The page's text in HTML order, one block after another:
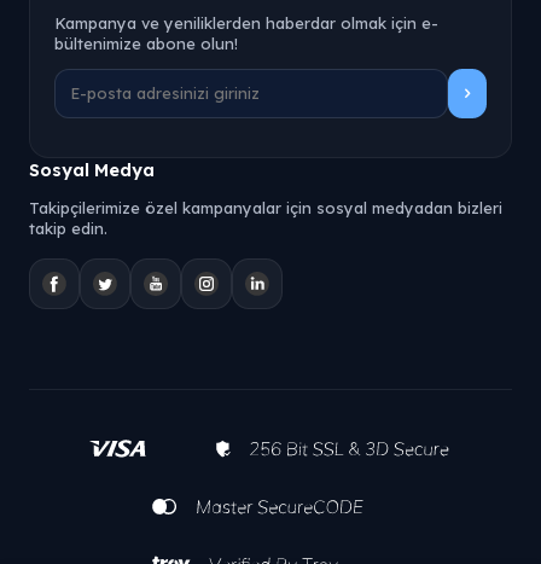
Kampanya ve yeniliklerden haberdar olmak için e-
bültenimize abone olun!
Sosyal Medya
Takipçilerimize özel kampanyalar için sosyal medyadan bizleri
takip edin.